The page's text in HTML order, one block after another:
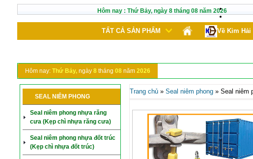
Hôm nay : Thứ Bảy, ngày 8 tháng 08 năm 2026
TẤT CẢ SẢN PHẨM Về Kim Hải
Hôm nay: Thứ Bảy, ngày 8 tháng 08 năm 2026
SEAL NIÊM PHONG
Seal niêm phong nhựa răng
cưa (Kẹp chì nhựa răng cưa)
Seal niêm phong nhựa đốt trúc
(Kẹp chì nhựa đốt trúc)
Trang chủ» Seal niêm phong» Seal niêm